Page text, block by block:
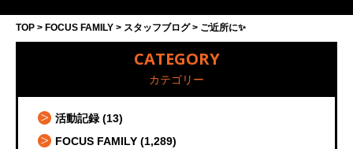
TOP FOCUS FAMILY スタッフブログ ご近所に✨
CATEGORY
カテゴリー
活動記録 (13)
FOCUS FAMILY (1,289)